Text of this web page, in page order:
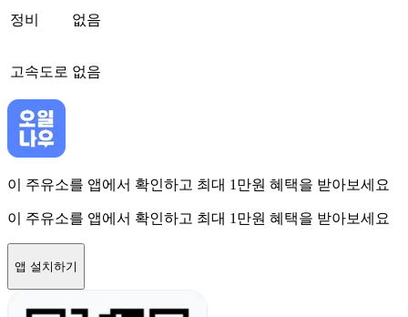
정비 없음
고속도로 없음
이 주유소를 앱에서 확인하고 최대 1만원 혜택을 받아보세요
이 주유소를 앱에서 확인하고 최대 1만원 혜택을 받아보세요
앱 설치하기